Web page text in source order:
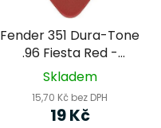
Fender 351 Dura-Tone
.96 Fiesta Red -
trsátko
Skladem
15,70 Kč bez DPH
19 Kč